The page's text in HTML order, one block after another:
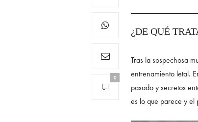
0
¿DE QUÉ
Tras la sospechosa
entrenamiento letal.
pasado y secretos
es lo que parece y el